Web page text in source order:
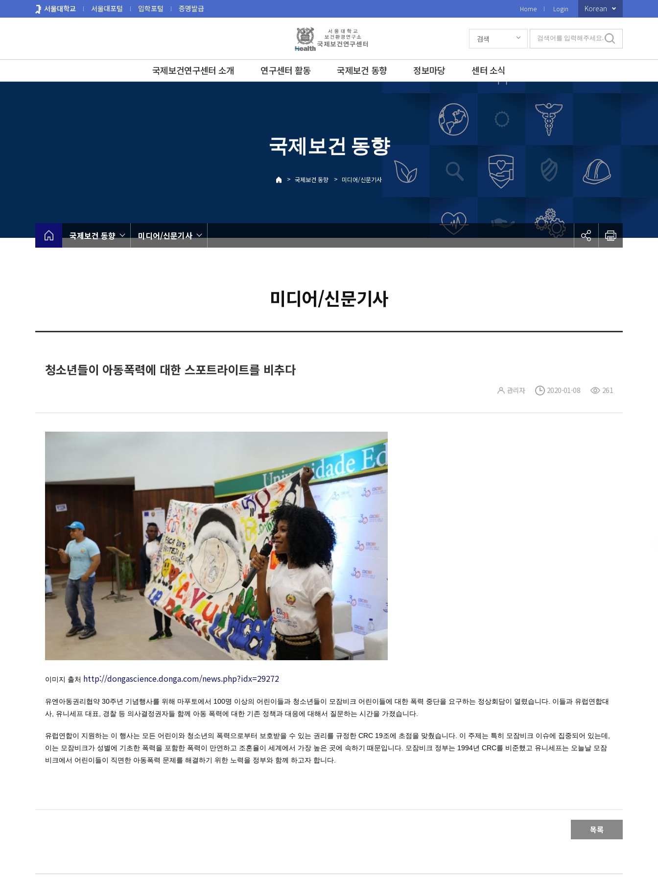
로
서울대학교 서울대포털 입학포털 증명발급 Home Login Korean
국제보건연구센터 소개 연구센터 활동 국제보건 동향 정보마당 센터 소식
검색 검색어를 입력해주세요.
국제보건 동향
> 국제보건 동향 > 미디어/신문기사
국제보건 동향 미디어/신문기사
미디어/신문기사
청소년들이 아동폭력에 대한 스포트라이트를 비추다
관리자 2020-01-08 261
이미지 출처 http://dongascience.donga.com/news.php?idx=29272
유엔아동권리협약 30주년 기념행사를 위해 마푸토에서 100명 이상의 어린이들과 청소년들이 모잠비크 어린이들에 대한 폭력 중단을 요구하는 정상회담이 열렸습니다. 이들과 유럽연합대
사, 유니세프 대표, 경찰 등 의사결정권자들 함께 아동 폭력에 대한 기존 정책과 대응에 대해서 질문하는 시간을 가졌습니다.
유럽연합이 지원하는 이 행사는 모든 어린이와 청소년의 폭력으로부터 보호받을 수 있는 권리를 규정한 CRC 19조에 초점을 맞췄습니다. 이 주제는 특히 모잠비크 이슈에 집중되어 있는데,
이는 모잠비크가 성별에 기초한 폭력을 포함한 폭력이 만연하고 조혼율이 세계에서 가장 높은 곳에 속하기 때문입니다. 모잠비크 정부는 1994년 CRC를 비준했고 유니세프는 오늘날 모잠
비크에서 어린이들이 직면한 아동폭력 문제를 해결하기 위한 노력을 정부와 함께 하고자 합니다.
목록